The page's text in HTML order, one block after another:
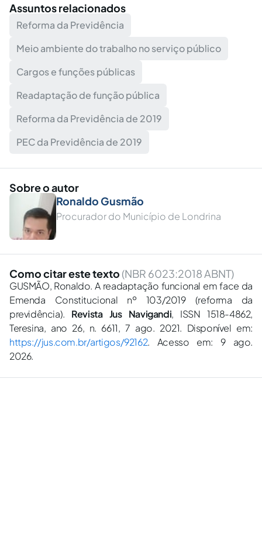
Assuntos relacionados
Reforma da Previdência
Meio ambiente do trabalho no serviço público
Cargos e funções públicas
Readaptação de função pública
Reforma da Previdência de 2019
PEC da Previdência de 2019
Sobre o autor
Ronaldo Gusmão
Procurador do Município de Londrina
Como citar este texto (NBR 6023:2018 ABNT)
GUSMÃO, Ronaldo. A readaptação funcional em face da
Emenda Constitucional nº 103/2019 (reforma da
previdência). Revista Jus Navigandi, ISSN 1518-4862,
Teresina, ano 26, n. 6611, 7 ago. 2021. Disponível em:
https://jus.com.br/artigos/92162. Acesso em: 9 ago.
2026.